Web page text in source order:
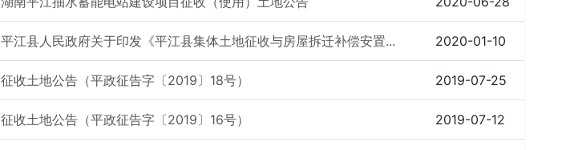
平江县人民政府关于印发《平江县集体土地征收与房屋拆迁补偿安置... 2020-01-10
征收土地公告（平政征告字〔2019〕18号） 2019-07-25
征收土地公告（平政征告字〔2019〕16号） 2019-07-12